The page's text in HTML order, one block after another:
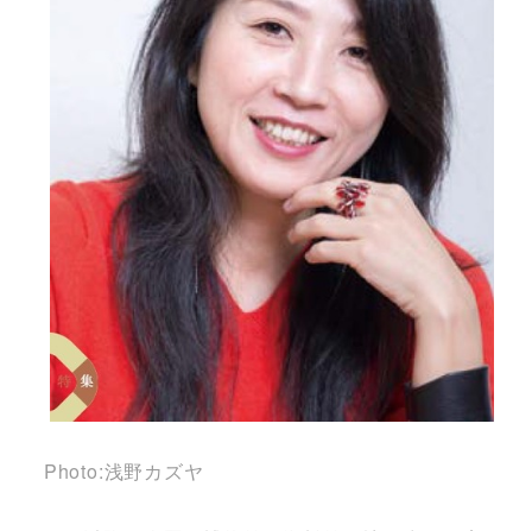
Photo:浅野カズヤ